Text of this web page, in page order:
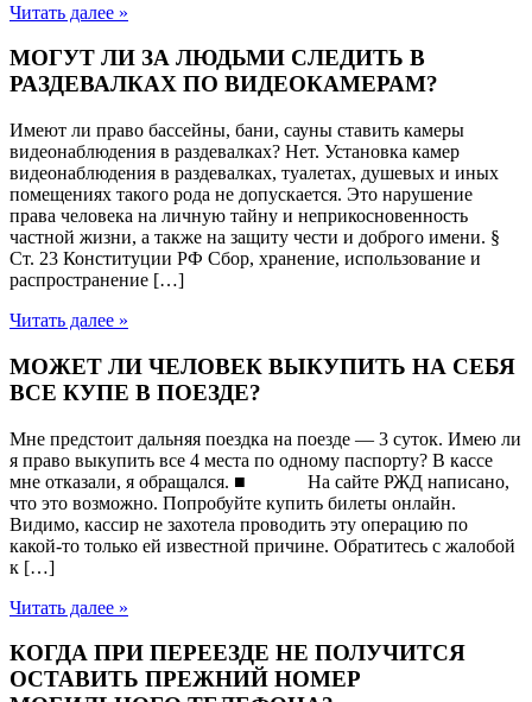
Читать далее »
МОГУТ ЛИ ЗА ЛЮДЬМИ СЛЕДИТЬ В
РАЗДЕВАЛКАХ ПО ВИДЕОКАМЕРАМ?
Имеют ли право бассейны, бани, сауны ставить камеры
видеонаблюдения в раздевалках? Нет. Установка камер
видеонаблюдения в раздевалках, туалетах, душевых и иных
помещениях такого рода не допускается. Это нарушение
права человека на личную тайну и неприкосновенность
частной жизни, а также на защиту чести и доброго имени. §
Ст. 23 Конституции РФ Сбор, хранение, использование и
распространение […]
Читать далее »
МОЖЕТ ЛИ ЧЕЛОВЕК ВЫКУПИТЬ НА СЕБЯ
ВСЕ КУПЕ В ПОЕЗДЕ?
Мне предстоит дальняя поездка на поезде — 3 суток. Имею ли
я право выкупить все 4 места по одному паспорту? В кассе
мне отказали, я обращался. ■ На сайте РЖД написано,
что это возможно. Попробуйте купить билеты онлайн.
Видимо, кассир не захотела проводить эту операцию по
какой-то только ей известной причине. Обратитесь с жалобой
к […]
Читать далее »
КОГДА ПРИ ПЕРЕЕЗДЕ НЕ ПОЛУЧИТСЯ
ОСТАВИТЬ ПРЕЖНИЙ НОМЕР